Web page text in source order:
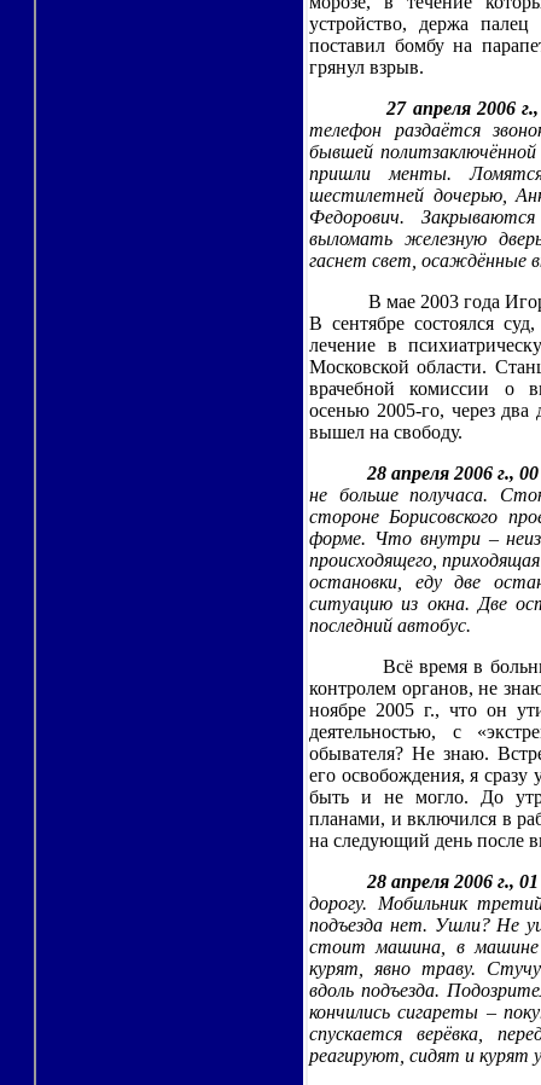
устройство, держа
поставил бомбу на
грянул взрыв.
27 апреля 2006
телефон раздаётся
бывшей
пришли менты.
шестилетней дочерью,
Федорович.
выломать железную
гаснет свет, осаждённые
В мае 2003 года
В сентябре состоялся
лечение в
Московской области.
врачебной комиссии о
осенью 2005-го, через
вышел на свободу.
28 апреля 2006 г.,
не больше получаса.
стороне Борисовского
форме. Что внутри –
происходящего,
остановки, еду две
ситуацию из окна. Две
последний автобус.
Всё время в
контролем органов, не
ноябре 2005 г., что он
деятельностью, с
обывателя? Не знаю.
его освобождения, я сразу
быть и не могло. До
планами, и включился в
на следующий день после
28 апреля 2006 г.,
дорогу. Мобильник
подъезда нет. Ушли? Не
стоит машина, в
курят, явно траву.
вдоль подъезда.
кончились сигареты –
спускается верёвка,
реагируют, сидят и курят